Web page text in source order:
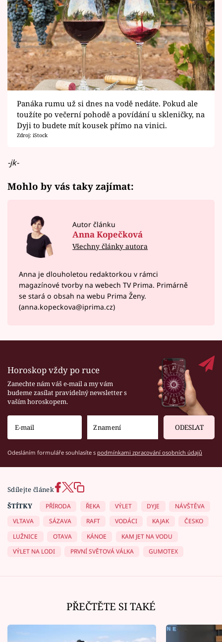
Panáka rumu už si dnes na vodě nedáte. Pokud ale
toužíte po večerní pohodě a povídání u skleničky, na
Dyji to budete mít kousek přímo na vinici.
Zdroj: iStock
-jk-
Mohlo by vás taky zajímat:
Autor článku
Anna Kopečková
Všechny články autora
Anna je dlouholetou redaktorkou v rámci
magazínové tvorby na webech TV Prima. Primárně
se stará o obsah na webu Prima Ženy.
(anna.kopeckova@iprima.cz)
Horoskop vždy po ruce
Zanechte nám váš e-mail a my vám
budeme zasílat pravidelný newsletter s
vaším horoskopem.
ODESLAT
Odesláním formuláře souhlasíte s podmínkami zpracování osobních údajů
Sdílejte článek
ŠTÍTKY
PŘÍRODA ŘEKA VÝLET DYJE
NÁVŠTĚVA
VLTAVA
SÁZAVA RAFT VODÁCI KAJAK
ČESKO
LUŽNICE
OTAVA KÁNOE
KAM JET NA VODU
VÝLET NA LODI
PRVNÍ SVĚTOVÁ VÁLKA GUMOTEX
PŘEČTĚTE SI TAKÉ